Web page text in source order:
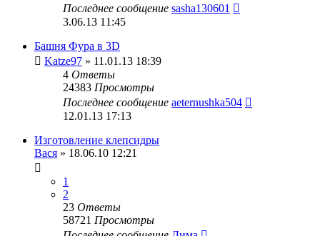
Последнее сообщение sasha130601
3.06.13 11:45
Башня Фура в 3D
Katze97 » 11.01.13 18:39
4 Ответы
24383 Просмотры
Последнее сообщение aeternushka504
12.01.13 17:13
Изготовление клепсидры
Вася » 18.06.10 12:21
1
2
23 Ответы
58721 Просмотры